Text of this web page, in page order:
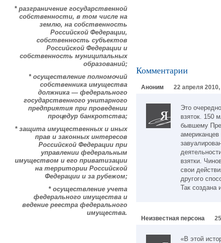
* разграничение государственной
собственности, в том числе на
землю, на собственность
Российской Федерации,
собственность субъектов
Российской Федерации и
собственность муниципальных
образований;
* осуществление полномочий
собственника имущества
должника — федерального
государственного унитарного
предприятия при проведении
процедур банкротства;
* защита имущественных и иных
прав и законных интересов
Российской Федерации при
управлении федеральным
имуществом и его приватизации
на территории Российской
Федерации и за рубежом;
* осуществление учета
федерального имущества и
ведение реестра федерального
имущества.
Комментарии
Аноним 22 апреля
Это
взяток. 150
бывшему
взятки.
свои
другого
Так создана
Неизвестная персона
«В этой